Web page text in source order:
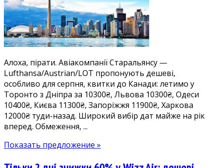
10300₴:
дешеві
квитки
Торонто,
безліч
дат.
Є
серпень!
Алоха, пірати. Авіакомпанії Старальянсу —
Lufthansa/Austrian/LOT пропонують дешеві,
особливо для серпня, квитки до Канади: летимо у
Торонто з Дніпра за 10300₴, Львова 10300₴, Одеси
10400₴, Києва 11300₴, Запоріжжя 11900₴, Харкова
12000₴ туди-назад. Широкий вибір дат майже на рік
вперед. Обмеження, ...
Показать предложение »